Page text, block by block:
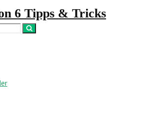
6 Tipps & Tricks